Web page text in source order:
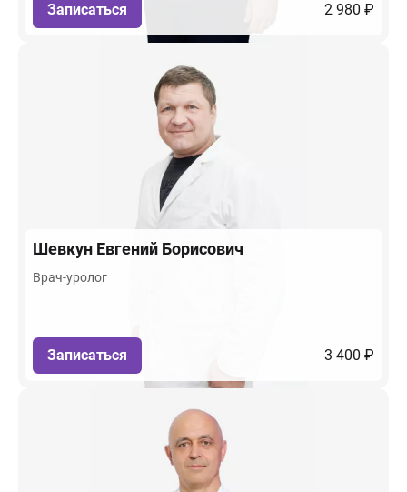
Записаться 2 980 ₽
Шевкун Евгений Борисович
Врач-уролог
Записаться 3 400 ₽